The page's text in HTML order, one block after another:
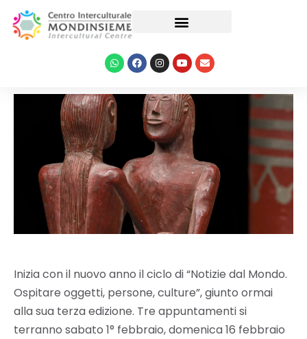
Inizia con il nuovo anno il ciclo di “Notizie dal Mondo.
Ospitare oggetti, persone, culture”, giunto ormai
alla sua terza edizione. Tre appuntamenti si
terranno sabato 1° febbraio, domenica 16 febbraio